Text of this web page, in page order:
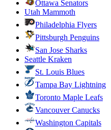
Ottawa Senators
Utah Mammoth
Philadelphia Flyers
Pittsburgh Penguins
San Jose Sharks
Seattle Kraken
St. Louis Blues
Tampa Bay Lightning
Toronto Maple Leafs
Vancouver Canucks
Washington Capitals